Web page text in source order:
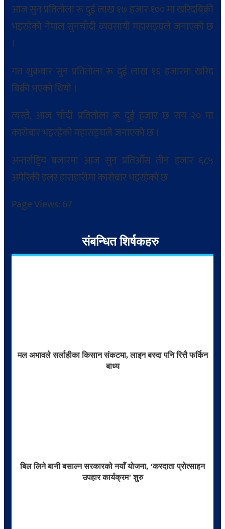
आज सुन प्रतितोला रू दुई लाख १७ हजार १०० मा खरिदबिक्री
भइरहेको नेपाल सुनचाँदी व्यवसायी महासङ्घले जनाएको छ
।
गत शुक्रबार सुन प्रतितोला रू दुई लाख १६ हजारमा खरिद
बिक्री भएको थियो ।
त्यस्तै, आज चाँदी प्रतितोला रू दुई हजार छ सय २० मा
कारोबार भइरहेको महासङ्घले जनाएको छ ।
अन्तर्राष्ट्रिय बजारमा आज सुन प्रतिऔँस तीन हजार ६८५
अमेरिकी डलर हाराहारीमा कारोबार भइरहेको छ
Page Views:67
संबन्धित शिर्षकहरु
मल अभावले सर्लाहीका किसान संकटमा, लाइन बस्दा पनि रित्तै फर्किन
बाध्य
बिल लिने बानी बसाल्न सरकारको नयाँ योजना, ‘करदाता प्रोत्साहन
उपहार कार्यक्रम’ शुरु